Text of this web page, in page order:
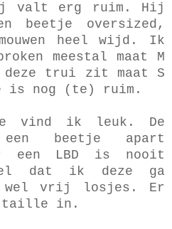
valt erg ruim. Hij
beetje oversized,
heel wijd. Ik
meestal maat M
deze trui zit maat S
is nog (te) ruim.
vind ik leuk. De
beetje apart
een LBD is nooit
dat ik deze ga
wel vrij losjes. Er
taille in.